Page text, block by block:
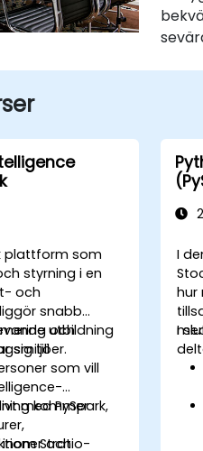
plattform som
styrning i en
och
snabb
och
utbildning
sig till
som vill
med PySpark,
och
kommer
Stratio-
I
hur
I